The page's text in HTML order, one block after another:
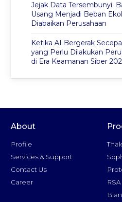
Jejak Data Tersembunyi:
Usang Menjadi Beban
Diabaikan Perusahaan
Ketika AI Bergerak
yang Perlu Dilakukan
di Era Keamanan Siber
About
Profile
Services & Support
Contact Us
Career
RSA